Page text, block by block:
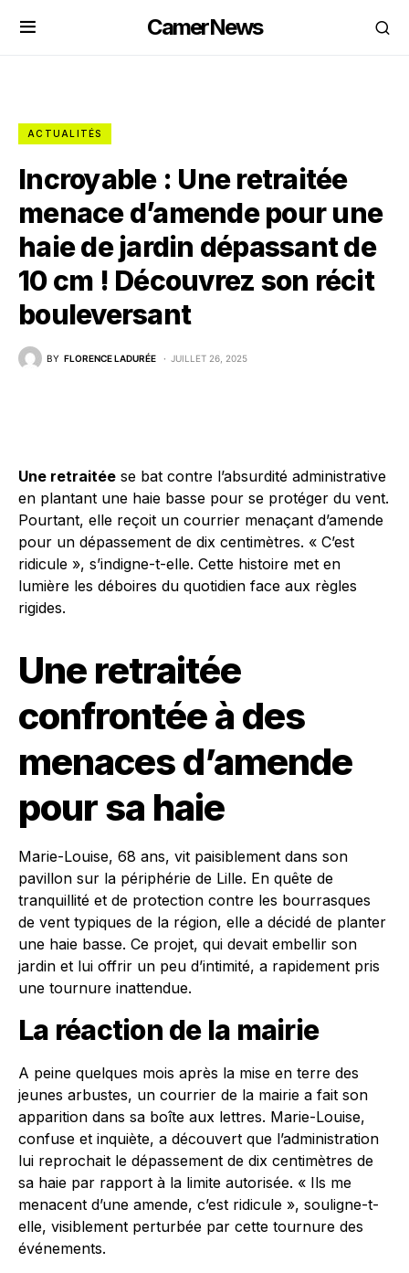
CamerNews
ACTUALITÉS
Incroyable : Une retraitée
menace d’amende pour une
haie de jardin dépassant de
10 cm ! Découvrez son récit
bouleversant
BY FLORENCE LADURÉE JUILLET 26, 2025
Une retraitée se bat contre l’absurdité administrative
en plantant une haie basse pour se protéger du vent.
Pourtant, elle reçoit un courrier menaçant d’amende
pour un dépassement de dix centimètres. « C’est
ridicule », s’indigne-t-elle. Cette histoire met en
lumière les déboires du quotidien face aux règles
rigides.
Une retraitée
confrontée à des
menaces d’amende
pour sa haie
Marie-Louise, 68 ans, vit paisiblement dans son
pavillon sur la périphérie de Lille. En quête de
tranquillité et de protection contre les bourrasques
de vent typiques de la région, elle a décidé de planter
une haie basse. Ce projet, qui devait embellir son
jardin et lui offrir un peu d’intimité, a rapidement pris
une tournure inattendue.
La réaction de la mairie
A peine quelques mois après la mise en terre des
jeunes arbustes, un courrier de la mairie a fait son
apparition dans sa boîte aux lettres. Marie-Louise,
confuse et inquiète, a découvert que l’administration
lui reprochait le dépassement de dix centimètres de
sa haie par rapport à la limite autorisée. « Ils me
menacent d’une amende, c’est ridicule », souligne-t-
elle, visiblement perturbée par cette tournure des
événements.